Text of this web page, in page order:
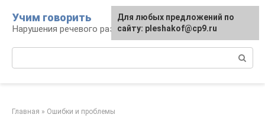
контенту
Учим говорить
Нарушения речевого развития
Главная » Ошибки и проблемы
Для любых предложений по
сайту: pleshakof@cp9.ru